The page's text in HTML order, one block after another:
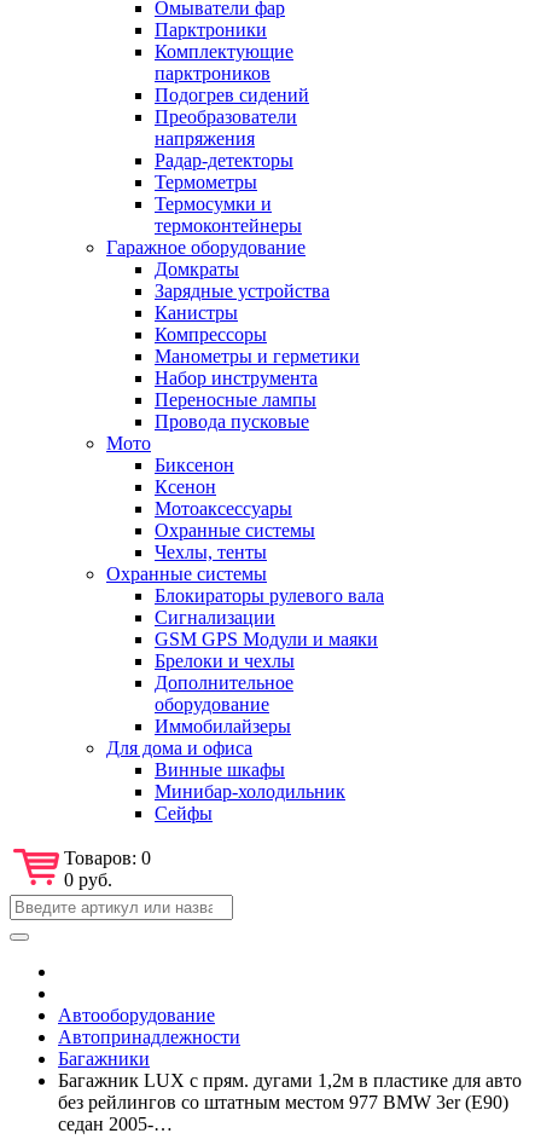
Омыватели фар
Парктроники
Комплектующие
парктроников
Подогрев сидений
Преобразователи
напряжения
Радар-детекторы
Термометры
Термосумки и
термоконтейнеры
Гаражное оборудование
Домкраты
Зарядные устройства
Канистры
Компрессоры
Манометры и герметики
Набор инструмента
Переносные лампы
Провода пусковые
Мото
Биксенон
Ксенон
Мотоаксессуары
Охранные системы
Чехлы, тенты
Охранные системы
Блокираторы рулевого вала
Сигнализации
GSM GPS Модули и маяки
Брелоки и чехлы
Дополнительное
оборудование
Иммобилайзеры
Для дома и офиса
Винные шкафы
Минибар-холодильник
Сейфы
Товаров: 0
0 руб.
Автооборудование
Автопринадлежности
Багажники
Багажник LUX с прям. дугами 1,2м в пластике для авто
без рейлингов со штатным местом 977 BMW 3er (Е90)
седан 2005-…